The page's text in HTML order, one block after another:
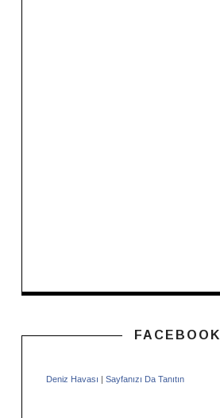
FACEBOOK
Deniz Havası | Sayfanızı Da Tanıtın